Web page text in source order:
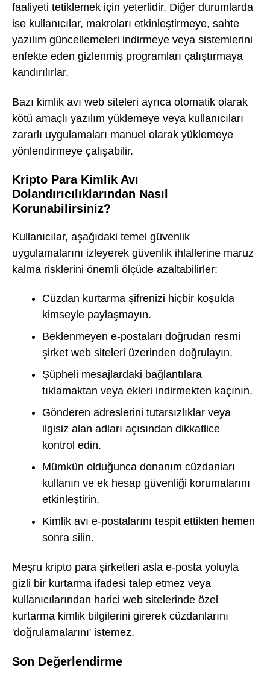
faaliyeti tetiklemek için yeterlidir. Diğer durumlarda
ise kullanıcılar, makroları etkinleştirmeye, sahte
yazılım güncellemeleri indirmeye veya sistemlerini
enfekte eden gizlenmiş programları çalıştırmaya
kandırılırlar.
Bazı kimlik avı web siteleri ayrıca otomatik olarak
kötü amaçlı yazılım yüklemeye veya kullanıcıları
zararlı uygulamaları manuel olarak yüklemeye
yönlendirmeye çalışabilir.
Kripto Para Kimlik Avı
Dolandırıcılıklarından Nasıl
Korunabilirsiniz?
Kullanıcılar, aşağıdaki temel güvenlik
uygulamalarını izleyerek güvenlik ihlallerine maruz
kalma risklerini önemli ölçüde azaltabilirler:
Cüzdan kurtarma şifrenizi hiçbir koşulda
kimseyle paylaşmayın.
Beklenmeyen e-postaları doğrudan resmi
şirket web siteleri üzerinden doğrulayın.
Şüpheli mesajlardaki bağlantılara
tıklamaktan veya ekleri indirmekten kaçının.
Gönderen adreslerini tutarsızlıklar veya
ilgisiz alan adları açısından dikkatlice
kontrol edin.
Mümkün olduğunca donanım cüzdanları
kullanın ve ek hesap güvenliği korumalarını
etkinleştirin.
Kimlik avı e-postalarını tespit ettikten hemen
sonra silin.
Meşru kripto para şirketleri asla e-posta yoluyla
gizli bir kurtarma ifadesi talep etmez veya
kullanıcılarından harici web sitelerinde özel
kurtarma kimlik bilgilerini girerek cüzdanlarını
'doğrulamalarını' istemez.
Son Değerlendirme